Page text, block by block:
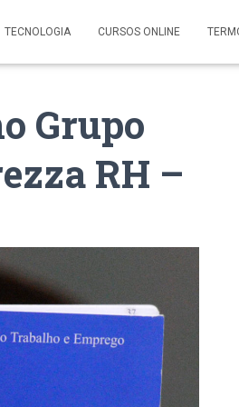
TECNOLOGIA CURSOS ONLINE
Grupo
RH –